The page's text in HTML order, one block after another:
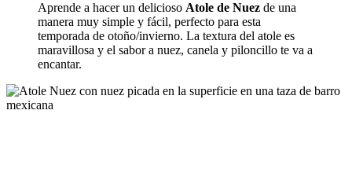
Aprende a hacer un delicioso Atole de Nuez de una
manera muy simple y fácil, perfecto para esta
temporada de otoño/invierno. La textura del atole es
maravillosa y el sabor a nuez, canela y piloncillo te va a
encantar.